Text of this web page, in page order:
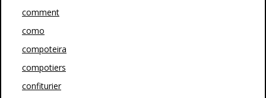
comment
como
compoteira
compotiers
confiturier